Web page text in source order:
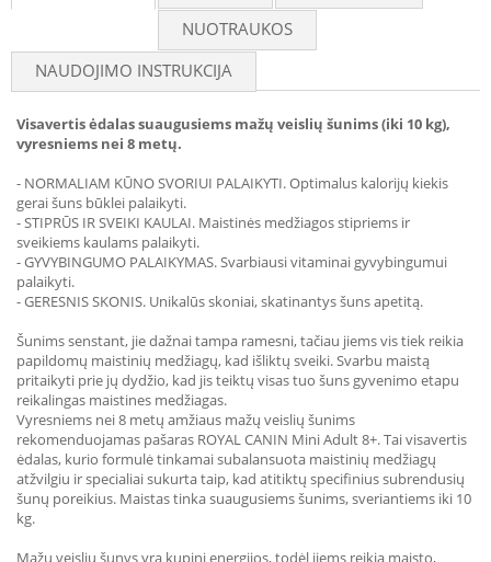
NUOTRAUKOS
NAUDOJIMO INSTRUKCIJA
Visavertis ėdalas suaugusiems mažų veislių šunims (iki 10 kg),
vyresniems nei 8 metų.
- NORMALIAM KŪNO SVORIUI PALAIKYTI. Optimalus kalorijų kiekis
gerai šuns būklei palaikyti.
- STIPRŪS IR SVEIKI KAULAI. Maistinės medžiagos stipriems ir
sveikiems kaulams palaikyti.
- GYVYBINGUMO PALAIKYMAS. Svarbiausi vitaminai gyvybingumui
palaikyti.
- GERESNIS SKONIS. Unikalūs skoniai, skatinantys šuns apetitą.
Šunims senstant, jie dažnai tampa ramesni, tačiau jiems vis tiek reikia
papildomų maistinių medžiagų, kad išliktų sveiki. Svarbu maistą
pritaikyti prie jų dydžio, kad jis teiktų visas tuo šuns gyvenimo etapu
reikalingas maistines medžiagas.
Vyresniems nei 8 metų amžiaus mažų veislių šunims
rekomenduojamas pašaras ROYAL CANIN Mini Adult 8+. Tai visavertis
ėdalas, kurio formulė tinkamai subalansuota maistinių medžiagų
atžvilgiu ir specialiai sukurta taip, kad atitiktų specifinius subrendusių
šunų poreikius. Maistas tinka suaugusiems šunims, sveriantiems iki 10
kg.
Mažų veislių šunys yra kupini energijos, todėl jiems reikia maisto,